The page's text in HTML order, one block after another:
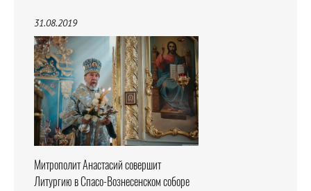
31.08.2019
Митрополит Анастасий совершит
Литургию в Спасо-Вознесенском соборе